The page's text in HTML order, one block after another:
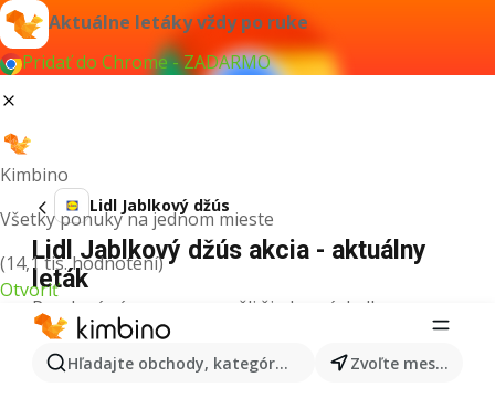
Aktuálne letáky vždy po ruke
Pridať do Chrome - ZADARMO
Kimbino
Všetky ponuky na jednom mieste
(14,1 tis. hodnotení)
Otvoriť
Hľadajte obchody, kategórie, produkty... Zvoľte mesto
Lidl Jablkový džús
Lidl Jablkový džús akcia - aktuálny
leták
Pre daný výraz sme nenašli žiadne výsledky.
Ďalšie produkty v obchodoch Lidl
Lidl Kapor Ashwagandha Nintendo Switch